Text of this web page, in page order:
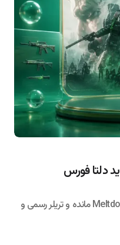
دلتا فورس
تنها چند روز به انتشار سیزن جدید Meltdown مانده و تریلر رسمی و